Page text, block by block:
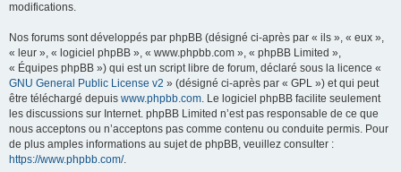
modifications.
Nos forums sont développés par phpBB (désigné ci-après par « ils », « eux »,
« leur », « logiciel phpBB », « www.phpbb.com », « phpBB Limited »,
« Équipes phpBB ») qui est un script libre de forum, déclaré sous la licence «
GNU General Public License v2 » (désigné ci-après par « GPL ») et qui peut
être téléchargé depuis www.phpbb.com. Le logiciel phpBB facilite seulement
les discussions sur Internet. phpBB Limited n’est pas responsable de ce que
nous acceptons ou n’acceptons pas comme contenu ou conduite permis. Pour
de plus amples informations au sujet de phpBB, veuillez consulter :
https://www.phpbb.com/.